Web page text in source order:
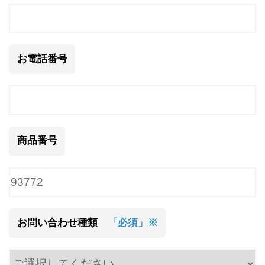
お電話番号
商品番号
お問い合わせ種類 「必須」※